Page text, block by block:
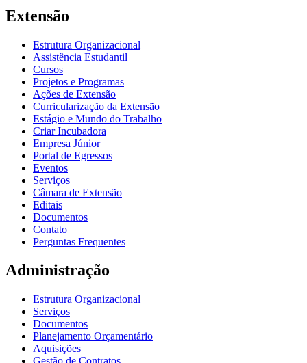
Extensão
Estrutura Organizacional
Assistência Estudantil
Cursos
Projetos e Programas
Ações de Extensão
Curricularização da Extensão
Estágio e Mundo do Trabalho
Criar Incubadora
Empresa Júnior
Portal de Egressos
Eventos
Serviços
Câmara de Extensão
Editais
Documentos
Contato
Perguntas Frequentes
Administração
Estrutura Organizacional
Serviços
Documentos
Planejamento Orçamentário
Aquisições